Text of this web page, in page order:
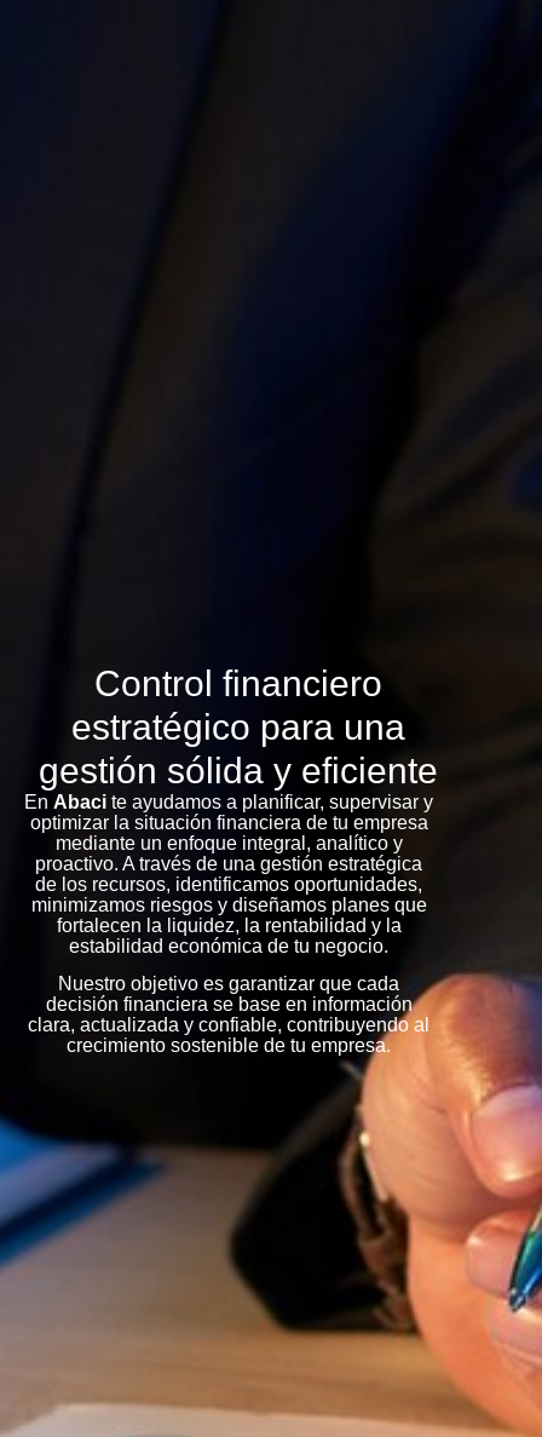
Control financiero
estratégico para una
gestión sólida y eficiente
EnAbaci te ayudamos a planificar, supervisar y
optimizar la situación financiera de tu empresa
mediante un enfoque integral, analítico y
proactivo. A través de una gestión estratégica
de los recursos, identificamos oportunidades,
minimizamos riesgos y diseñamos planes que
fortalecen la liquidez, la rentabilidad y la
estabilidad económica de tu negocio.
Nuestro objetivo es garantizar que cada
decisión financiera se base en información
clara, actualizada y confiable, contribuyendo al
crecimiento sostenible de tu empresa.